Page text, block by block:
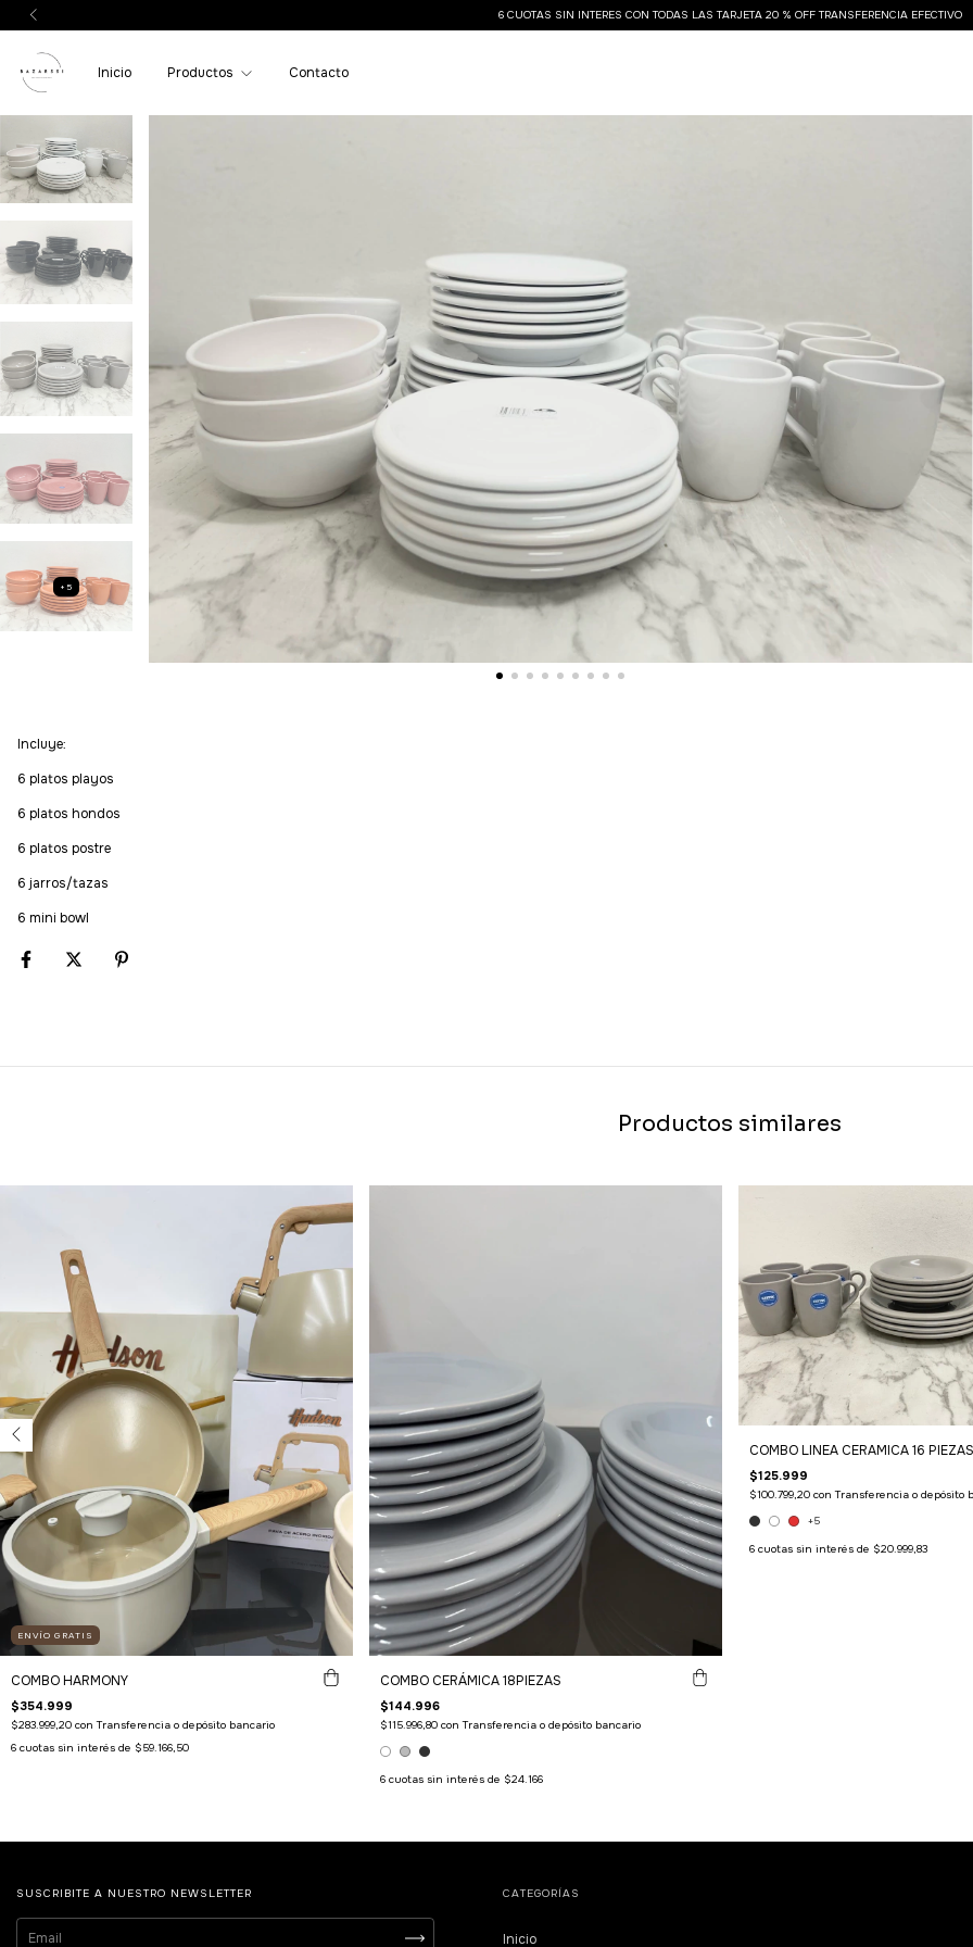
6 CUOTAS SIN INTERES CON TODAS LAS TARJETA 20 % OFF TRANSFERENCIA EFECTIVO
Inicio Productos Contacto
+5
Incluye:
6 platos playos
6 platos hondos
6 platos postre
6 jarros/tazas
6 mini bowl
Productos similares
ENVÍO GRATIS
COMBO HARMONY
$354.999
$283.999,20 con Transferencia o depósito bancario
6 cuotas sin interés de $59.166,50
COMBO CERÁMICA 18PIEZAS
$144.996
$115.996,80 con Transferencia o depósito bancario
6 cuotas sin interés de $24.166
COMBO LINEA CERAMICA 16 PIEZAS
$125.999
$100.799,20 con Transferencia o depósito
+5
6 cuotas sin interés de $20.999,83
SUSCRIBITE A NUESTRO NEWSLETTER CATEGORÍAS
Inicio